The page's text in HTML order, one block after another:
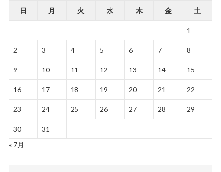
日
月 火 水 木 金 土
1
2 3 4 5 6 7 8
9 10 11 12 13 14 15
16 17 18 19 20 21 22
23 24 25 26 27 28 29
30
31
« 7月